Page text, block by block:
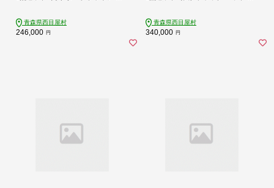
青森県西目屋村
246,000 円
青森県西目屋村
340,000 円